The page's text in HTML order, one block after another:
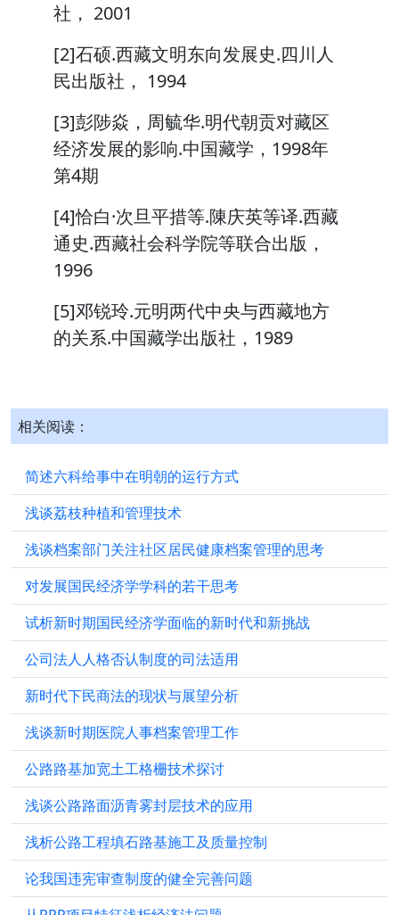
社， 2001
[2]石硕.西藏文明东向发展史.四川人
民出版社， 1994
[3]彭陟焱，周毓华.明代朝贡对藏区
经济发展的影响.中国藏学，1998年
第4期
[4]恰白·次旦平措等.陳庆英等译.西藏
通史.西藏社会科学院等联合出版，
1996
[5]邓锐玲.元明两代中央与西藏地方
的关系.中国藏学出版社，1989
相关阅读：
简述六科给事中在明朝的运行方式
浅谈荔枝种植和管理技术
浅谈档案部门关注社区居民健康档案管理的思考
对发展国民经济学学科的若干思考
试析新时期国民经济学面临的新时代和新挑战
公司法人人格否认制度的司法适用
新时代下民商法的现状与展望分析
浅谈新时期医院人事档案管理工作
公路路基加宽土工格栅技术探讨
浅谈公路路面沥青雾封层技术的应用
浅析公路工程填石路基施工及质量控制
论我国违宪审查制度的健全完善问题